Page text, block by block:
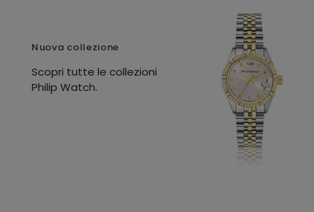
Nuova collezione
Scopri tutte le collezioni
Philip Watch.